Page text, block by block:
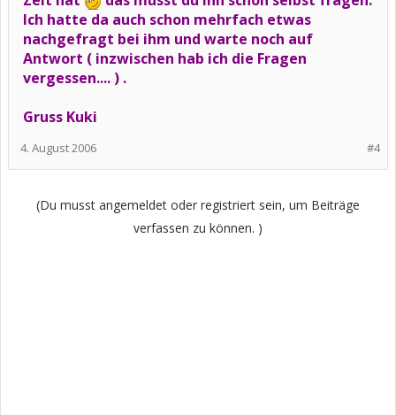
Ich hatte da auch schon mehrfach etwas
nachgefragt bei ihm und warte noch auf
Antwort ( inzwischen hab ich die Fragen
vergessen.... ) .
Gruss Kuki
#4
4. August 2006
(Du musst angemeldet oder registriert sein, um Beiträge
verfassen zu können. )